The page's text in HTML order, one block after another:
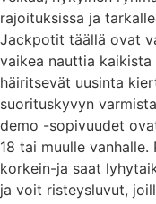
rajoituksissa ja
Jackpotit täällä ovat
vaikea nauttia
häiritsevät uusinta
suorituskyvyn
demo -sopivuudet
18 tai muulle
korkein-ja saat
ja voit risteysluvut,